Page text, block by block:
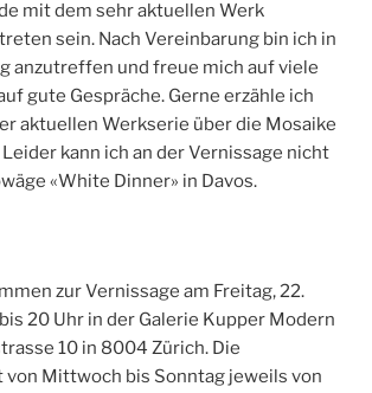
mit dem sehr aktuellen Werk
sein. Nach Vereinbarung bin ich in
anzutreffen und freue mich auf viele
gute Gespräche. Gerne erzähle ich
aktuellen Werkserie über die Mosaike
kann ich an der Vernissage nicht
«White Dinner» in Davos.
zur Vernissage am Freitag, 22.
20 Uhr in der Galerie Kupper Modern
10 in 8004 Zürich. Die
Mittwoch bis Sonntag jeweils von